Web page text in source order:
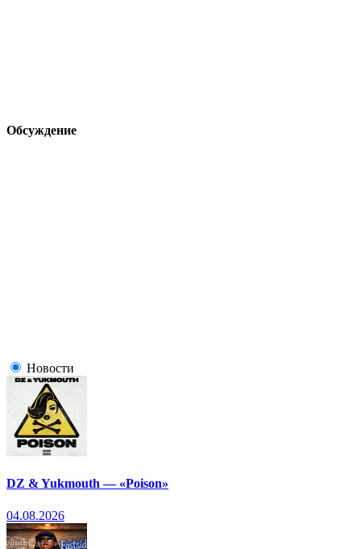
Обсуждение
Новости
DZ & Yukmouth — «Poison»
04.08.2026